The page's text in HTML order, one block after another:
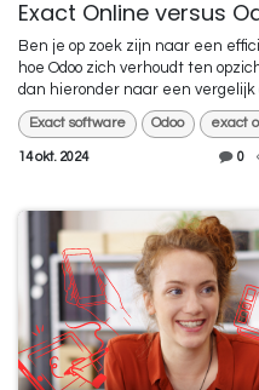
Exact Online versus
Ben je op zoek zijn naar een
hoe Odoo zich verhoudt ten
dan hieronder naar een vergelijk
Exact software Odoo exact
14 okt. 2024 0